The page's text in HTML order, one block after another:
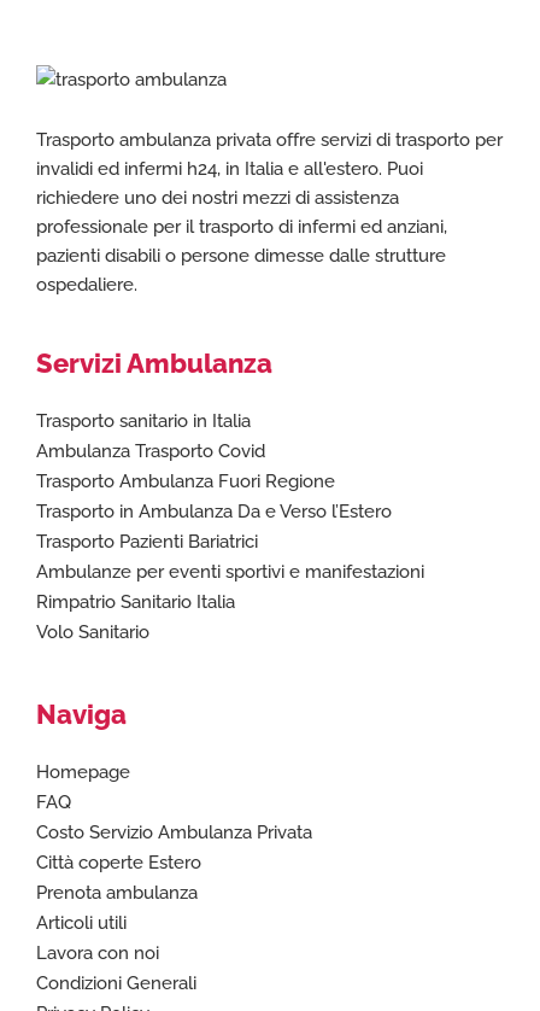
Trasporto ambulanza privata offre servizi di trasporto per
invalidi ed infermi h24, in Italia e all'estero. Puoi
richiedere uno dei nostri mezzi di assistenza
professionale per il trasporto di infermi ed anziani,
pazienti disabili o persone dimesse dalle strutture
ospedaliere.
Servizi Ambulanza
Trasporto sanitario in Italia
Ambulanza Trasporto Covid
Trasporto Ambulanza Fuori Regione
Trasporto in Ambulanza Da e Verso l’Estero
Trasporto Pazienti Bariatrici
Ambulanze per eventi sportivi e manifestazioni
Rimpatrio Sanitario Italia
Volo Sanitario
Naviga
Homepage
FAQ
Costo Servizio Ambulanza Privata
Città coperte Estero
Prenota ambulanza
Articoli utili
Lavora con noi
Condizioni Generali